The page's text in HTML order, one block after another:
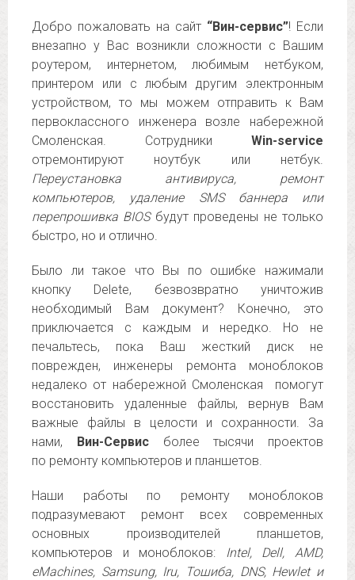
Добро пожаловать на сайт “Вин-сервис”! Если
внезапно у Вас возникли сложности с Вашим
роутером, интернетом, любимым нетбуком,
принтером или с любым другим электронным
устройством, то мы можем отправить к Вам
первоклассного инженера возле набережной
Смоленская. Сотрудники Win-service
отремонтируют ноутбук или нетбук.
Переустановка антивируса, ремонт
компьютеров, удаление SMS баннера или
перепрошивка BIOSбудут проведены не только
быстро, но и отлично.
Было ли такое что Вы по ошибке нажимали
кнопку Delete, безвозвратно уничтожив
необходимый Вам документ? Конечно, это
приключается с каждым и нередко. Но не
печальтесь, пока Ваш жесткий диск не
поврежден, инженеры ремонта моноблоков
недалеко от набережной Смоленская помогут
восстановить удаленные файлы, вернув Вам
важные файлы в целости и сохранности. За
нами, Вин-Сервисболее тысячи проектов
по ремонту компьютеров и планшетов.
Наши работы по ремонту моноблоков
подразумевают ремонт всех современных
основных производителей планшетов,
компьютеров и моноблоков: Intel, Dell, AMD,
eMachines, Samsung, Iru, Тошиба, DNS, Hewlet и